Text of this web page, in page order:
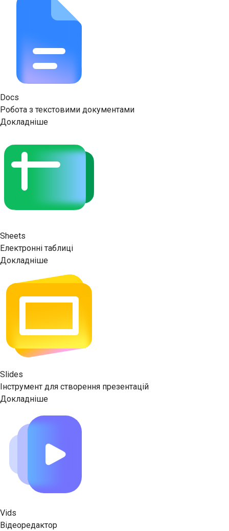
Docs
Робота з текстовими документами
Докладніше
Sheets
Електронні таблиці
Докладніше
Slides
Інструмент для створення презентацій
Докладніше
Vids
Відеоредактор